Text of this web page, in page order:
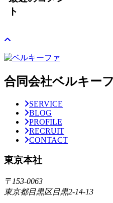
ト
合同会社ベルキー
SERVICE
BLOG
PROFILE
RECRUIT
CONTACT
東京本社
〒153-0063
東京都目黒区目黒2-14-13